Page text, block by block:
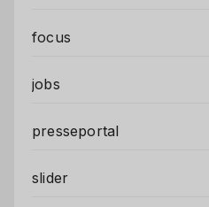
focus
jobs
presseportal
slider